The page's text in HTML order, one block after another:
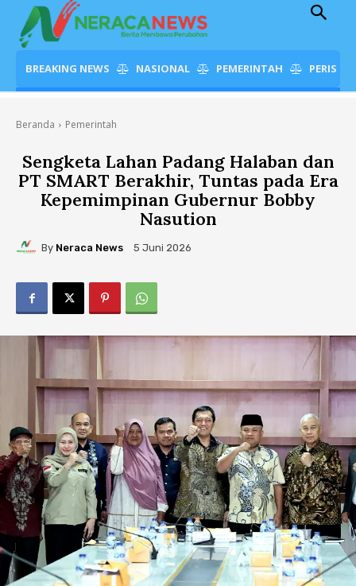
BREAKING NEWS NASIONAL PEMERINTAH
Beranda Pemerintah
Sengketa Lahan Padang Halaban dan
PT SMART Berakhir, Tuntas pada Era
Kepemimpinan Gubernur Bobby
Nasution
By Neraca News 5 Juni 2026